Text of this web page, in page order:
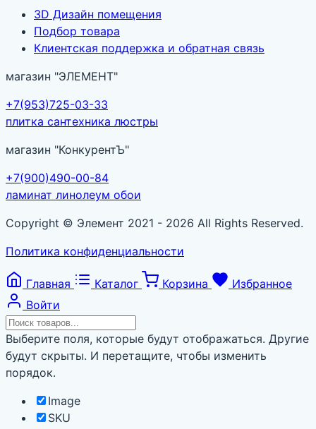
3D Дизайн помещения
Подбор товара
Клиентская поддержка и обратная связь
магазин "ЭЛЕМЕНТ"
+7(953)725-03-33
плитка сантехника люстры
магазин "КонкурентЪ"
+7(900)490-00-84
ламинат линолеум обои
Copyright © Элемент 2021 - 2026 All Rights Reserved.
Политика конфиденциальности
Главная Каталог Корзина
Избранное
Войти
Выберите поля, которые будут отображаться. Другие
будут скрыты. И перетащите, чтобы изменить
порядок.
Image
SKU